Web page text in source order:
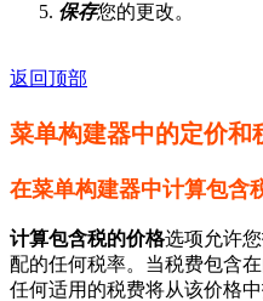
保存您的更改。
返回顶部
菜单构建器中的定价和
在菜单构建器中计算包含
计算包含税的价格选项允许
配的任何税率。当税费包含
任何适用的税费将从该价格